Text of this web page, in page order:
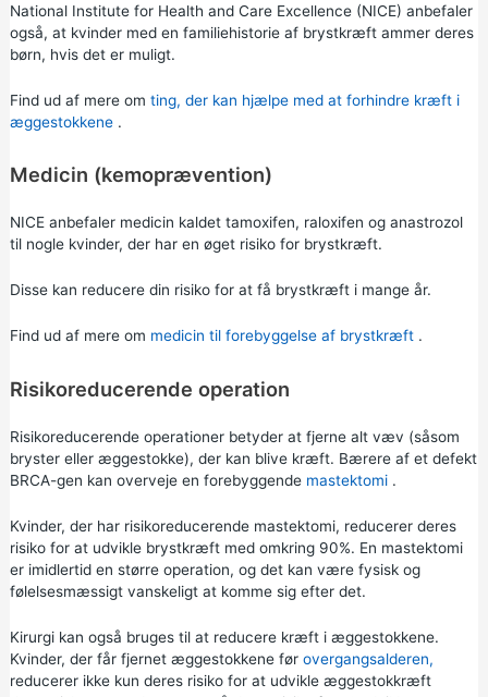
National Institute for Health and Care Excellence (NICE) anbefaler
også, at kvinder med en familiehistorie af brystkræft ammer deres
børn, hvis det er muligt.
Find ud af mere om ting, der kan hjælpe med at forhindre kræft i
æggestokkene.
Medicin (kemoprævention)
NICE anbefaler medicin kaldet tamoxifen, raloxifen og anastrozol
til nogle kvinder, der har en øget risiko for brystkræft.
Disse kan reducere din risiko for at få brystkræft i mange år.
Find ud af mere om medicin til forebyggelse af brystkræft.
Risikoreducerende operation
Risikoreducerende operationer betyder at fjerne alt væv (såsom
bryster eller æggestokke), der kan blive kræft. Bærere af et defekt
BRCA-gen kan overveje en forebyggende mastektomi.
Kvinder, der har risikoreducerende mastektomi, reducerer deres
risiko for at udvikle brystkræft med omkring 90%. En mastektomi
er imidlertid en større operation, og det kan være fysisk og
følelsesmæssigt vanskeligt at komme sig efter det.
Kirurgi kan også bruges til at reducere kræft i æggestokkene.
Kvinder, der får fjernet æggestokkene før overgangsalderen,
reducerer ikke kun deres risiko for at udvikle æggestokkræft